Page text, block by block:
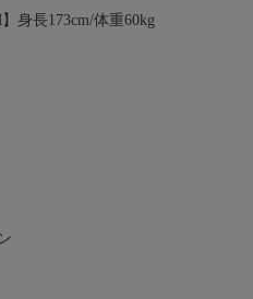
身長173cm/体重60kg